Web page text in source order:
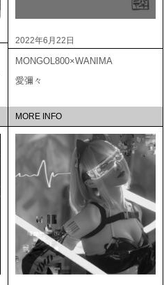
2022年6月22日
MONGOL800×WANIMA
愛彌々
MORE INFO